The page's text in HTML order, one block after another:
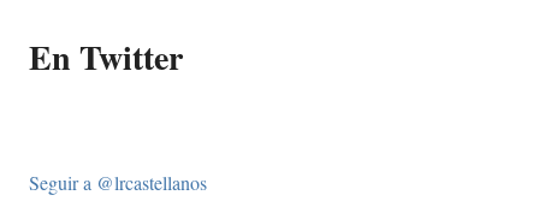
En Twitter
Seguir a @lrcastellanos